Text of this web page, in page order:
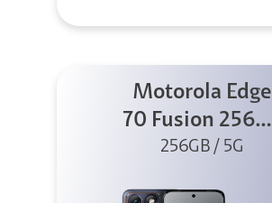
Motorola Edge
70 Fusion 256GB
Azul
256GB / 5G